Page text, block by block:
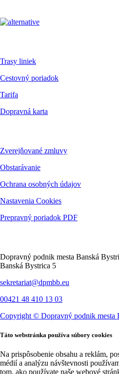
Trasy liniek
Cestovný poriadok
Tarifa
Dopravná karta
Zverejňované zmluvy
Obstarávanie
Ochrana osobných údajov
Nastavenia Cookies
Prepravný poriadok PDF
Dopravný podnik mesta Banská
Banská Bystrica 5
sekretariat@dpmbb.eu
00421 48 410 13 03
Copyright © Dopravný podnik mesta
Táto webstránka používa súbory cookies
Na prispôsobenie obsahu a reklám,
médií a analýzu návštevnosti
tom, ako používate naše webové